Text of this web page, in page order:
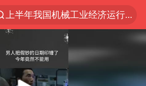
上半年我国机械工业经济运行稳中有进
美国将对多晶硅衍生品加征15%关税